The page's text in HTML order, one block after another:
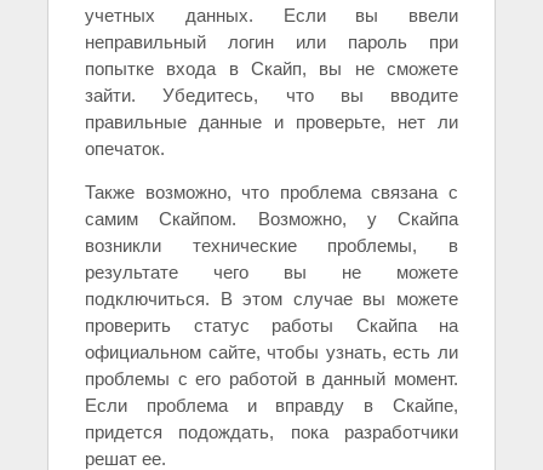
учетных данных. Если вы ввели
неправильный логин или пароль при
попытке входа в Скайп, вы не сможете
зайти. Убедитесь, что вы вводите
правильные данные и проверьте, нет ли
опечаток.
Также возможно, что проблема связана с
самим Скайпом. Возможно, у Скайпа
возникли технические проблемы, в
результате чего вы не можете
подключиться. В этом случае вы можете
проверить статус работы Скайпа на
официальном сайте, чтобы узнать, есть ли
проблемы с его работой в данный момент.
Если проблема и вправду в Скайпе,
придется подождать, пока разработчики
решат ее.